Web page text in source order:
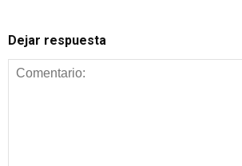
Dejar respuesta